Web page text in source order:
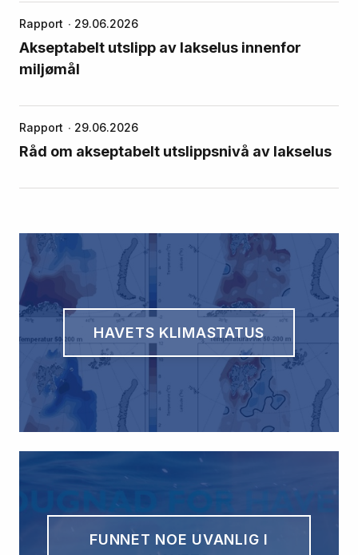
Rapport 29.06.2026
Akseptabelt utslipp av lakselus innenfor
miljømål
Rapport 29.06.2026
Råd om akseptabelt utslippsnivå av lakselus
HAVETS KLIMASTATUS
FUNNET NOE UVANLIG I